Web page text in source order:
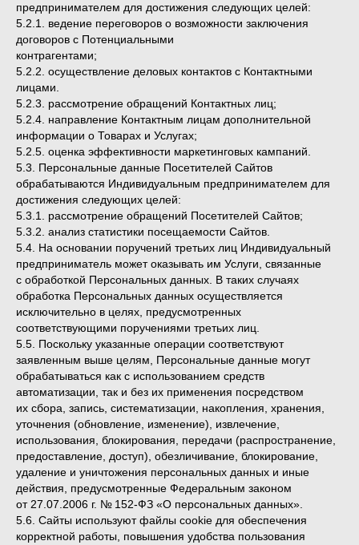
предпринимателем для достижения следующих целей:
5.2.1. ведение переговоров о возможности заключения
договоров с Потенциальными
контрагентами;
5.2.2. осуществление деловых контактов с Контактными
лицами.
5.2.3. рассмотрение обращений Контактных лиц;
5.2.4. направление Контактным лицам дополнительной
информации о Товарах и Услугах;
5.2.5. оценка эффективности маркетинговых кампаний.
5.3. Персональные данные Посетителей Сайтов
обрабатываются Индивидуальным предпринимателем для
достижения следующих целей:
5.3.1. рассмотрение обращений Посетителей Сайтов;
5.3.2. анализ статистики посещаемости Сайтов.
5.4. На основании поручений третьих лиц Индивидуальный
предприниматель может оказывать им Услуги, связанные
с обработкой Персональных данных. В таких случаях
обработка Персональных данных осуществляется
исключительно в целях, предусмотренных
соответствующими поручениями третьих лиц.
5.5. Поскольку указанные операции соответствуют
заявленным выше целям, Персональные данные могут
обрабатываться как с использованием средств
автоматизации, так и без их применения посредством
их сбора, запись, систематизации, накопления, хранения,
уточнения (обновление, изменение), извлечение,
использования, блокирования, передачи (распространение,
предоставление, доступ), обезличивание, блокирование,
удаление и уничтожения персональных данных и иные
действия, предусмотренные Федеральным законом
от 27.07.2006 г. № 152-ФЗ «О персональных данных».
5.6. Сайты используют файлы cookie для обеспечения
корректной работы, повышения удобства пользования